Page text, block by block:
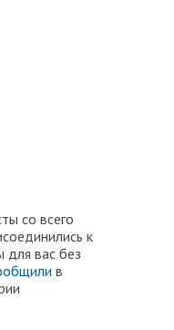
со всего
к
для вас без
в